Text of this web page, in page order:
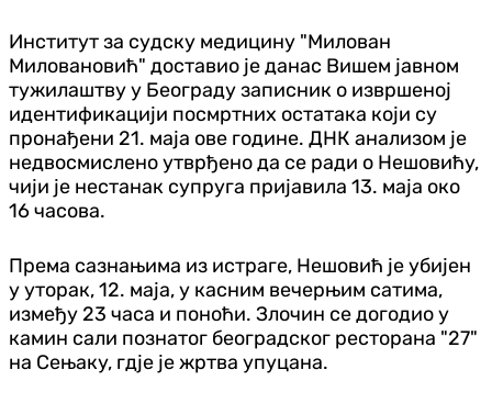
Институт за судску медицину "Милован
Миловановић" доставио је данас Вишем јавном
тужилаштву у Београду записник о извршеној
идентификацији посмртних остатака који су
пронађени 21. маја ове године. ДНК анализом је
недвосмислено утврђено да се ради о Нешовићу,
чији је нестанак супруга пријавила 13. маја око
16 часова.
Према сазнањима из истраге, Нешовић је убијен
у уторак, 12. маја, у касним вечерњим сатима,
између 23 часа и поноћи. Злочин се догодио у
камин сали познатог београдског ресторана "27"
на Сењаку, гдје је жртва упуцана.